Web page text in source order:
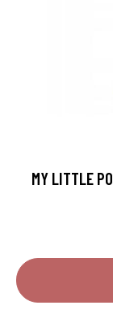
MY LITTLE